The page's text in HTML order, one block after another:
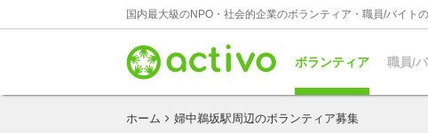
国内最大級のNPO・社会的企業のボランティア・職員/バイト
ボランティア 職員/
ホーム 婦中鵜坂駅周辺のボランティア募集